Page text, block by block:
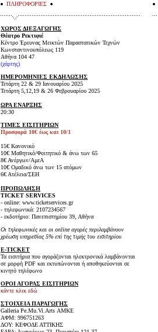
ΠΛΗΡΟΦΟΡΙΕΣ
ΧΩΡΟΣ ΔΙΕΞΑΓΩΓΗΣ
Θέατρο Ρεκτιφιέ
Κέντρο Έρευνας Μεικτών Παραστατικών Τεχνών
Κωνσταντινουπόλεως 119
Αθήνα 104 47
(χάρτης)
ΗΜΕΡΟΜΗΝΙΕΣ ΕΚΔΗΛΩΣΗΣ
Τετάρτη 22 & 29 Ιανουαρίου 2025
Τετάρτη 5,12,19 & 26 Φεβρουαρίου 2025
ΩΡΑ ΕΝΑΡΞΗΣ
20:30
ΤΙΜΕΣ ΕΙΣΙΤΗΡΙΩΝ
Προσφορά 10€ έως και 10/1
15€ Κανονικό
10€ Μαθητικό/Φοιτητικό & άνω των 65
8€ Ανέργων/ΑμεΑ
10€ Ομαδικό άνω των 15 ατόμων
6€ Ατέλεια/ΣΕΗ
ΠΡΟΠΩΛΗΣΗ
TICKET SERVICES
- online: www.ticketservices.gr
- τηλεφωνικά: 2107234567
- εκδοτήριο: Πανεπιστημίου 39, Αθήνα
Οι τηλεφωνικές και οι online αγορές περιλαμβάνουν
χρέωση υπηρεσίας 5% επί της τιμής του εισιτηρίου
E-TICKET
Τα εισιτήρια που αγοράζονται ηλεκτρονικά λαμβάνονται
σε μορφή PDF και εκτυπώνονται ή αποθηκεύονται σε
κινητό τηλέφωνο
ΟΡΟΙ ΑΓΟΡΑΣ ΕΙΣΙΤΗΡΙΩΝ
κάντε κλικ εδώ
ΣΤΟΙΧΕΙΑ ΠΑΡΑΓΩΓΗΣ
Galleria Pe.Mu.Vi.Arts ΑΜΚΕ
ΑΦΜ: 996751263
ΔΟΥ: ΚΕΦΟΔΕ ΑΤΤΙΚΗΣ